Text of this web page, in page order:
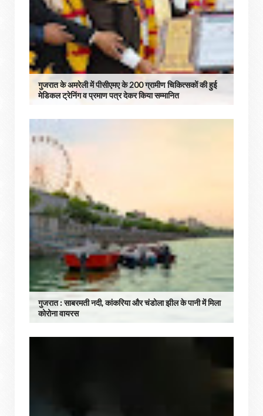
गुजरात के अमरेली में पीसीएमए के 200 ग्रामीण चिकित्सकों की हुई
मेडिकल ट्रेनिंग व प्रमाण पत्र देकर किया सम्मानित
गुजरात : साबरमती नदी, कांकरिया और चंडोला झील के पानी में मिला
कोरोना वायरस